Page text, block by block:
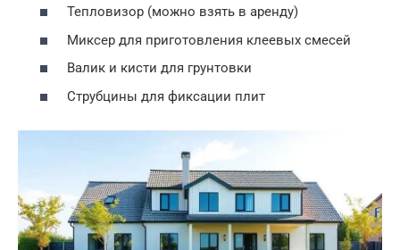
Тепловизор (можно взять в аренду)
Миксер для приготовления клеевых смесей
Валик и кисти для грунтовки
Струбцины для фиксации плит